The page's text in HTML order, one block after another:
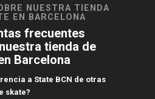
NUESTRA TIENDA
EN BARCELONA
frecuentes
tienda de
Barcelona
a State BCN de otras
skate?